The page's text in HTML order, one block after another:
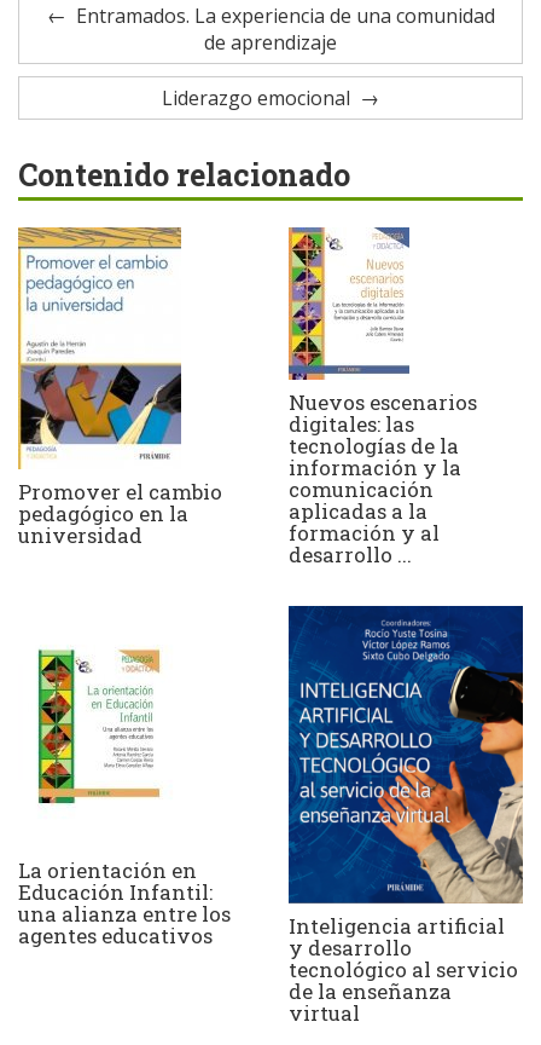
Entramados. La experiencia de una comunidad
de aprendizaje
Liderazgo emocional
Contenido relacionado
Promover el cambio
pedagógico en la
universidad
Nuevos escenarios
digitales: las
tecnologías de la
información y la
comunicación
aplicadas a la
formación y al
desarrollo ...
La orientación en
Educación Infantil:
una alianza entre los
agentes educativos Inteligencia artificial
y desarrollo
tecnológico al servicio
de la enseñanza
virtual